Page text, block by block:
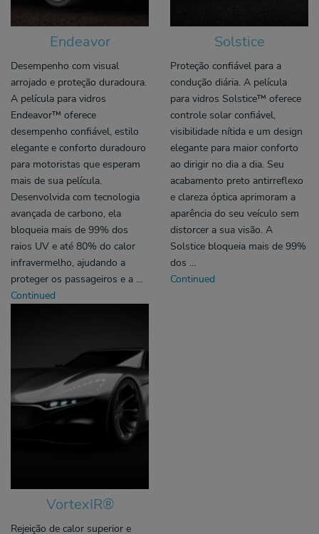
Endeavor
Desempenho com visual
arrojado e proteção duradoura.
A película para vidros
Endeavor™ oferece
desempenho confiável, estilo
elegante e conforto duradouro
para motoristas que esperam
mais de sua película.
Desenvolvida com tecnologia
avançada de carbono, ela
bloqueia mais de 99% dos
raios UV e até 80% do calor
infravermelho, ajudando a
proteger os passageiros e a …
Continued
Solstice
Proteção confiável para a
condução diária. A película
para vidros Solstice™ oferece
controle solar confiável,
visibilidade nítida e um design
elegante para maior conforto
ao dirigir no dia a dia. Seu
acabamento preto antirreflexo
e clareza óptica aprimoram a
aparência do seu veículo sem
distorcer a sua visão. A
Solstice bloqueia mais de 99%
dos …
Continued
VortexIR®
Rejeição de calor superior e